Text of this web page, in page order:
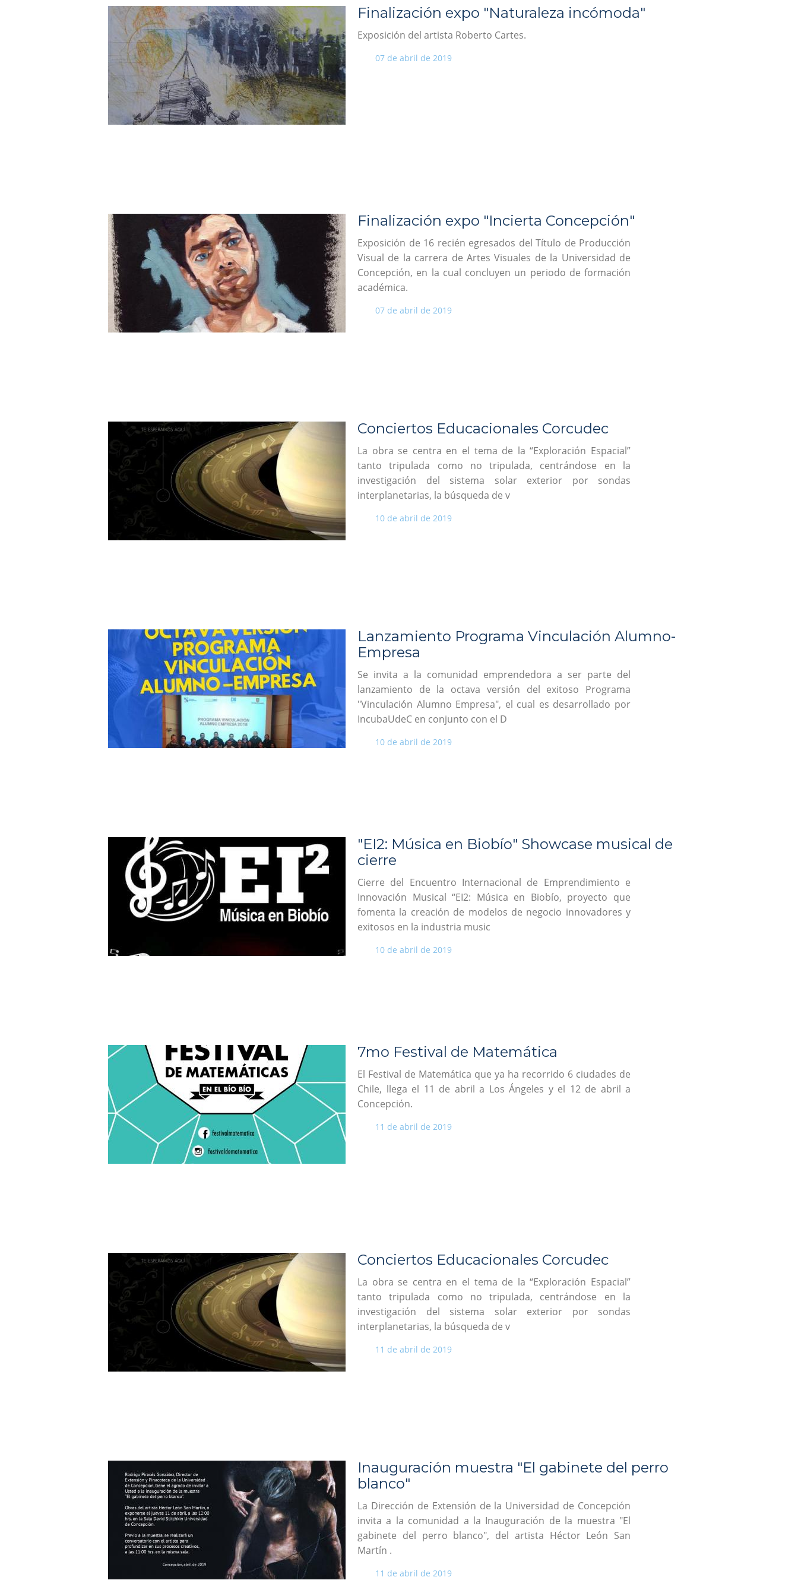
Finalización expo "Naturaleza incómoda"
Exposición del artista Roberto Cartes.
07 de abril de 2019
Finalización expo "Incierta Concepción"
Exposición de 16 recién egresados del Título de Producción
Visual de la carrera de Artes Visuales de la Universidad de
Concepción, en la cual concluyen un periodo de formación
académica.
07 de abril de 2019
Conciertos Educacionales Corcudec
La obra se centra en el tema de la “Exploración Espacial”
tanto tripulada como no tripulada, centrándose en la
investigación del sistema solar exterior por sondas
interplanetarias, la búsqueda de v
10 de abril de 2019
Lanzamiento Programa Vinculación Alumno-
Empresa
Se invita a la comunidad emprendedora a ser parte del
lanzamiento de la octava versión del exitoso Programa
"Vinculación Alumno Empresa", el cual es desarrollado por
IncubaUdeC en conjunto con el D
10 de abril de 2019
"EI2: Música en Biobío" Showcase musical de
cierre
Cierre del Encuentro Internacional de Emprendimiento e
Innovación Musical “EI2: Música en Biobío, proyecto que
fomenta la creación de modelos de negocio innovadores y
exitosos en la industria music
10 de abril de 2019
7mo Festival de Matemática
El Festival de Matemática que ya ha recorrido 6 ciudades de
Chile, llega el 11 de abril a Los Ángeles y el 12 de abril a
Concepción.
11 de abril de 2019
Conciertos Educacionales Corcudec
La obra se centra en el tema de la “Exploración Espacial”
tanto tripulada como no tripulada, centrándose en la
investigación del sistema solar exterior por sondas
interplanetarias, la búsqueda de v
11 de abril de 2019
Inauguración muestra "El gabinete del perro
blanco"
La Dirección de Extensión de la Universidad de Concepción
invita a la comunidad a la Inauguración de la muestra "El
gabinete del perro blanco", del artista Héctor León San
Martín .
11 de abril de 2019